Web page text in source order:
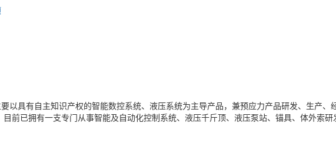
以具有自主知识产权的智能数控系统、液压系统为主导产品，兼预应力产品研发、生产
前已拥有一支专门从事智能及自动化控制系统、液压千斤顶、液压泵站、锚具、体外索